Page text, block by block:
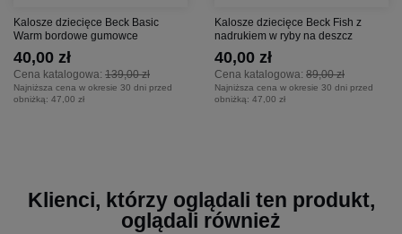
Kalosze dziecięce Beck Basic
Warm bordowe gumowce
Cena katalogowa: 139,00 zł
40,00 zł
Najniższa cena w okresie 30 dni przed
obniżką: 47,00 zł
Kalosze dziecięce Beck Fish z
nadrukiem w ryby na deszcz
Cena katalogowa: 89,00 zł
40,00 zł
Najniższa cena w okresie 30 dni przed
obniżką: 47,00 zł
Klienci, którzy oglądali ten produkt,
oglądali również